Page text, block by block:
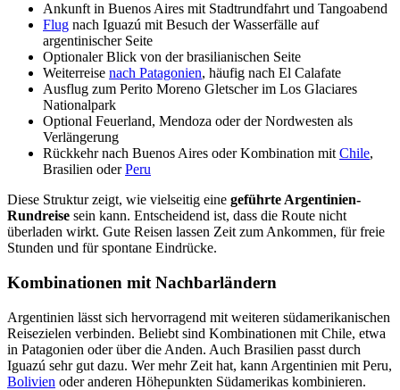
Ankunft in Buenos Aires mit Stadtrundfahrt und Tangoabend
Flug nach Iguazú mit Besuch der Wasserfälle auf
argentinischer Seite
Optionaler Blick von der brasilianischen Seite
Weiterreise nach Patagonien, häufig nach El Calafate
Ausflug zum Perito Moreno Gletscher im Los Glaciares
Nationalpark
Optional Feuerland, Mendoza oder der Nordwesten als
Verlängerung
Rückkehr nach Buenos Aires oder Kombination mit Chile,
Brasilien oderPeru
Diese Struktur zeigt, wie vielseitig eine geführte Argentinien-
Rundreise sein kann. Entscheidend ist, dass die Route nicht
überladen wirkt. Gute Reisen lassen Zeit zum Ankommen, für freie
Stunden und für spontane Eindrücke.
Kombinationen mit Nachbarländern
Argentinien lässt sich hervorragend mit weiteren südamerikanischen
Reisezielen verbinden. Beliebt sind Kombinationen mit Chile, etwa
in Patagonien oder über die Anden. Auch Brasilien passt durch
Iguazú sehr gut dazu. Wer mehr Zeit hat, kann Argentinien mit Peru,
Bolivien oder anderen Höhepunkten Südamerikas kombinieren.